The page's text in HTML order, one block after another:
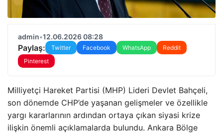
admin•12.06.2026 08:28
Paylaş: Twitter Facebook WhatsApp
Reddit
Pinterest
Milliyetçi Hareket Partisi (MHP) Lideri Devlet Bahçeli,
son dönemde CHP’de yaşanan gelişmeler ve özellikle
yargı kararlarının ardından ortaya çıkan siyasi krize
ilişkin önemli açıklamalarda bulundu. Ankara Bölge